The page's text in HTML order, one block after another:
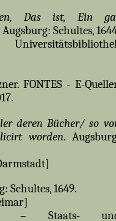
Das ist, Ein
Augsburg: Schultes,
FONTES - E-
deren Bücher/ so
worden.
Schultes, 1649.
– Staats-